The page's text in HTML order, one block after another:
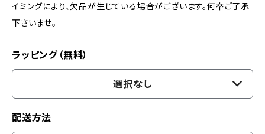
イミングにより、欠品が生じている場合がございます。何卒ご了承
下さいませ。
ラッピング（無料）
選択なし
配送方法